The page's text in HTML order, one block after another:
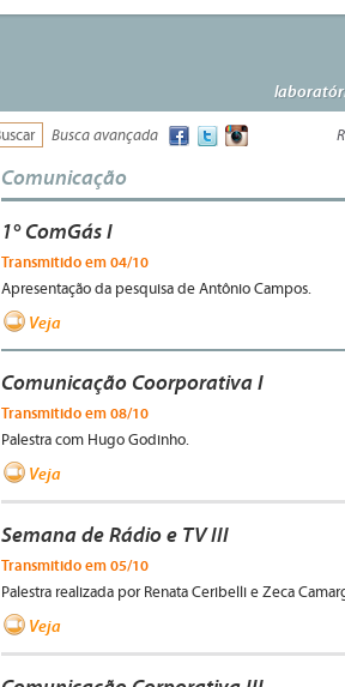
Busca avançada
Comunicação
1° ComGás I
Transmitido em 04/10
Apresentação da pesquisa de Antônio Campos.
Veja
Comunicação Coorporativa I
Transmitido em 08/10
Palestra com Hugo Godinho.
Veja
Semana de Rádio e TV III
Transmitido em 05/10
Palestra realizada por Renata Ceribelli e Zeca
Veja